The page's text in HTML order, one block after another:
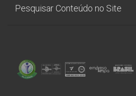
Pesquisar Conteúdo no Site